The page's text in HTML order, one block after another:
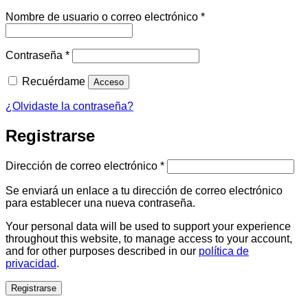
Nombre de usuario o correo electrónico *Obligatorio
Contraseña *Obligatorio
Recuérdame Acceso
¿Olvidaste la contraseña?
Registrarse
Dirección de correo electrónico *Obligatorio
Se enviará un enlace a tu dirección de correo electrónico
para establecer una nueva contraseña.
Your personal data will be used to support your experience
throughout this website, to manage access to your account,
and for other purposes described in our política de
privacidad.
Registrarse